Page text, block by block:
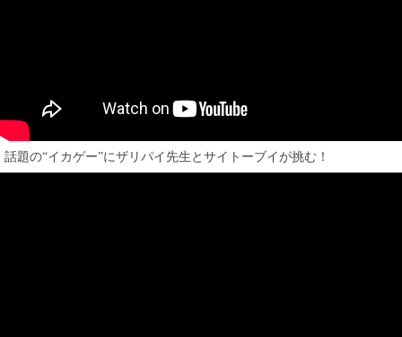
話題の“イカゲー”にザリパイ先生とサイトーブイが挑む！